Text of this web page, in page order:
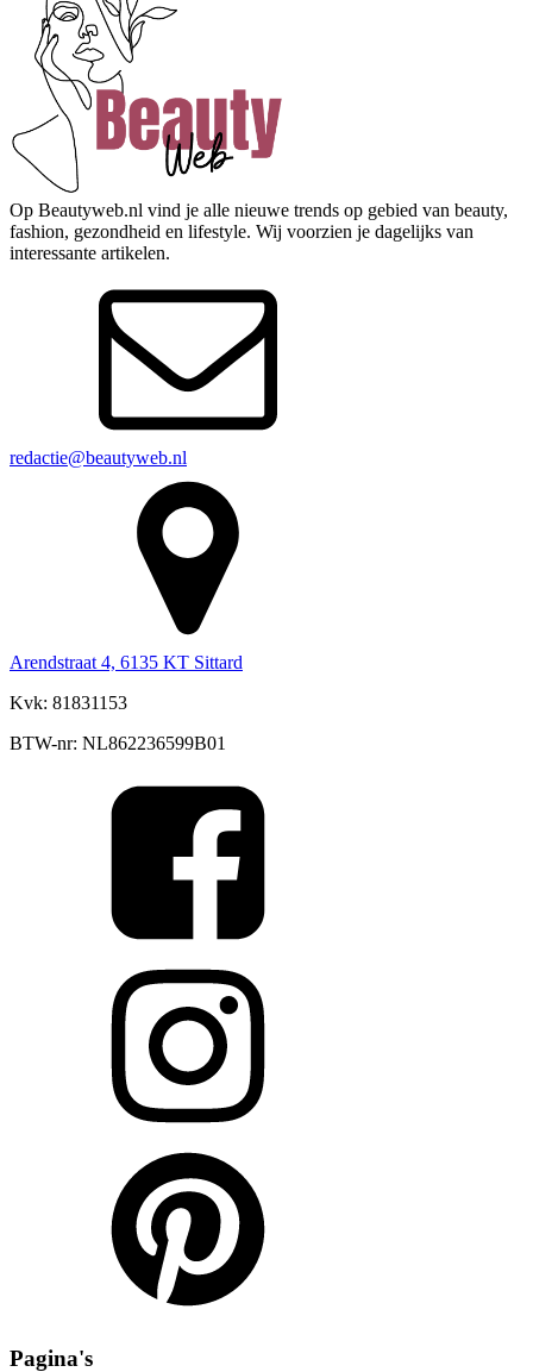
Op Beautyweb.nl vind je alle nieuwe trends op gebied van beauty,
fashion, gezondheid en lifestyle. Wij voorzien je dagelijks van
interessante artikelen.
redactie@beautyweb.nl
Arendstraat 4, 6135 KT Sittard
Kvk: 81831153
BTW-nr: NL862236599B01
Pagina's